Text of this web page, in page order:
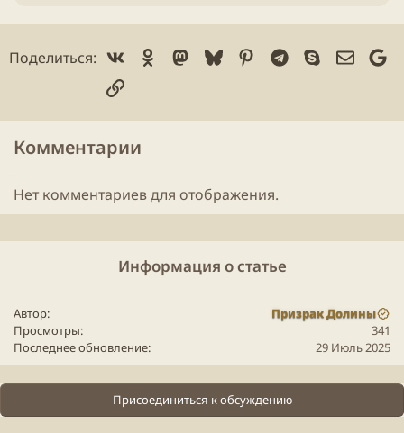
Поделиться: Vk Ok Mastodon
BlueskyPinterest
Telegram
Skype
Ссылка
Комментарии
Нет комментариев для отображения.
Информация о статье
Автор
Призрак Долины
Просмотры
341
Последнее обновление
29 Июль 2025
Присоединиться к обсуждению